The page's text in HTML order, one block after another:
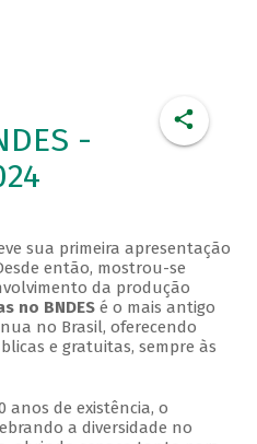
-
sua primeira apresentação
então, mostrou-se
da produção
no BNDESé o mais antigo
no Brasil, oferecendo
e gratuitas, sempre às
anos de existência, o
a diversidade no